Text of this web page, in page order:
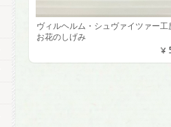
ヴィルヘルム・シュヴァイツァー工
お花のしげみ